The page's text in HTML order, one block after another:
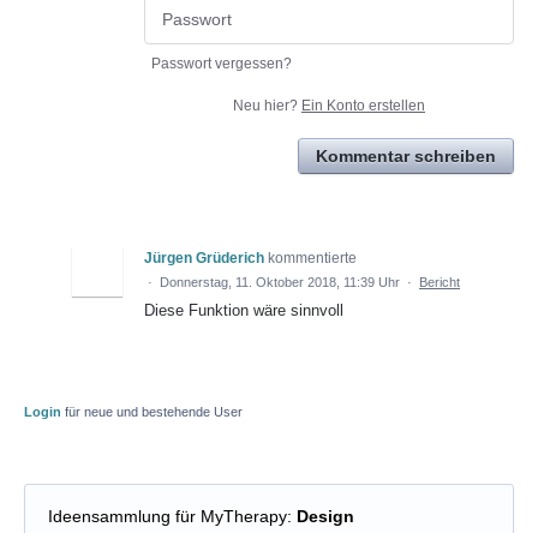
Passwort vergessen?
Neu hier? Ein Konto erstellen
Kommentar schreiben
Jürgen Grüderich kommentierte
· Donnerstag, 11. Oktober 2018, 11:39 Uhr · Bericht
Diese Funktion wäre sinnvoll
Login für neue und bestehende User
Ideensammlung für MyTherapy: Design